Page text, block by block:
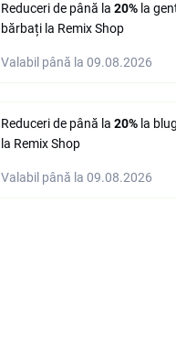
Reduceri de până la 20%la
bărbați la Remix Shop
Valabil până la 09.08.2026
Reduceri de până la 20%la
la Remix Shop
Valabil până la 09.08.2026